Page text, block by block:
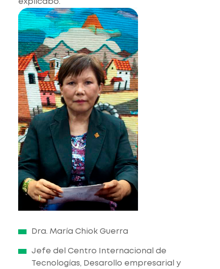
explicabo.
Dra. María Chiok Guerra
Jefe del Centro Internacional de
Tecnologías, Desarollo empresarial y